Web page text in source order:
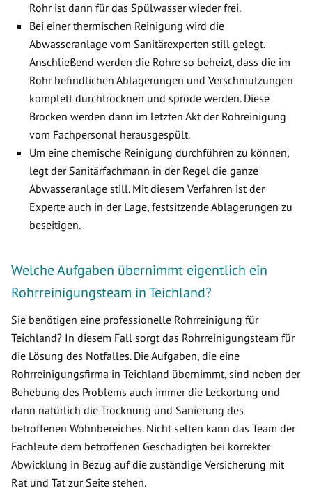
Rohr ist dann für das Spülwasser wieder frei.
Bei einer thermischen Reinigung wird die
Abwasseranlage vom Sanitärexperten still gelegt.
Anschließend werden die Rohre so beheizt, dass die im
Rohr befindlichen Ablagerungen und Verschmutzungen
komplett durchtrocknen und spröde werden. Diese
Brocken werden dann im letzten Akt der Rohreinigung
vom Fachpersonal herausgespült.
Um eine chemische Reinigung durchführen zu können,
legt der Sanitärfachmann in der Regel die ganze
Abwasseranlage still. Mit diesem Verfahren ist der
Experte auch in der Lage, festsitzende Ablagerungen zu
beseitigen.
Welche Aufgaben übernimmt eigentlich ein
Rohrreinigungsteam in Teichland?
Sie benötigen eine professionelle Rohrreinigung für
Teichland? In diesem Fall sorgt das Rohrreinigungsteam für
die Lösung des Notfalles. Die Aufgaben, die eine
Rohrreinigungsfirma in Teichland übernimmt, sind neben der
Behebung des Problems auch immer die Leckortung und
dann natürlich die Trocknung und Sanierung des
betroffenen Wohnbereiches. Nicht selten kann das Team der
Fachleute dem betroffenen Geschädigten bei korrekter
Abwicklung in Bezug auf die zuständige Versicherung mit
Rat und Tat zur Seite stehen.